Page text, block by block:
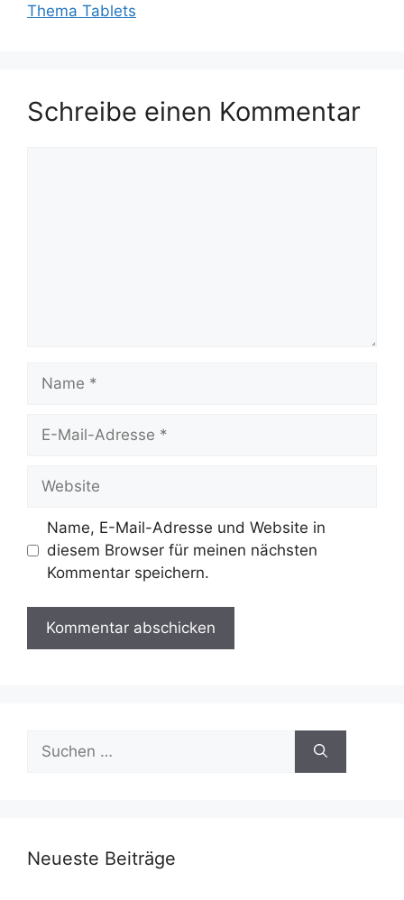
Thema Tablets
Schreibe einen Kommentar
Mail-
Name, E-Mail-Adresse und Website in
diesem Browser für meinen nächsten
Kommentar speichern.
Suchen
nach:
Neueste Beiträge